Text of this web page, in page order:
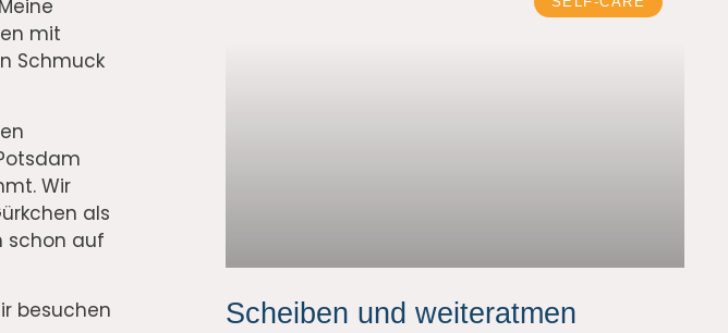
mit
Schmuck
Wir
als
schon auf
besuchen
Scheiben und weiteratmen